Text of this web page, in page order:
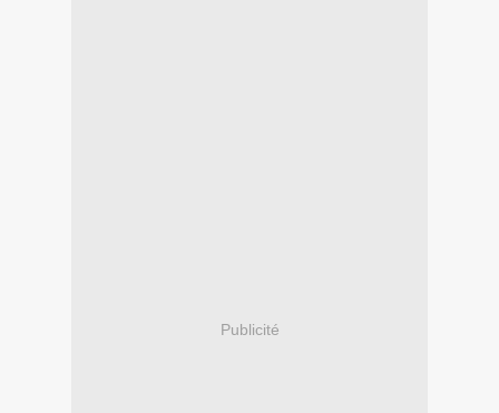
Publicité